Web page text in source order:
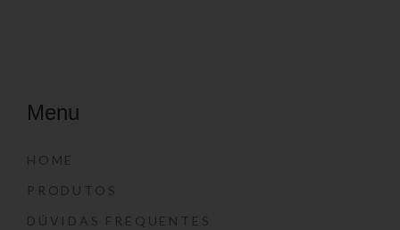
Menu
HOME
PRODUTOS
DÚVIDAS FREQUENTES